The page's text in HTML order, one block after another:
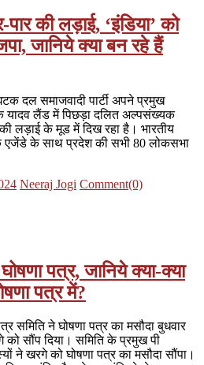
की लड़ाई, ‘इंडिया’ को
जानिये क्या बन रहे हैं
दल समाजवादी पार्टी अपने प्रमुख
यादव लैंड में पिछड़ा दलित अल्पसंख्यक
लड़ाई के मूड में दिख रहा है। भारतीय
के एजेंडे के साथ प्रदेश की सभी 80 लोकसभा
Author
Neeraj Jogi Comment(0)
पत्र, जानिये क्या-क्या
पत्र में?
समिति ने घोषणा पत्र का मसौदा बुधवार
को सौंप दिया। समिति के प्रमुख पी
ने खरगे को घोषणा पत्र का मसौदा सौंपा।